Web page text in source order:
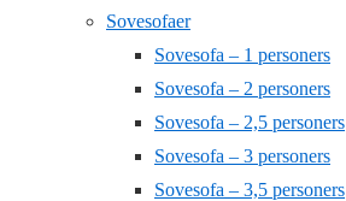
Sovesofaer
Sovesofa – 1 personers
Sovesofa – 2 personers
Sovesofa – 2,5 personers
Sovesofa – 3 personers
Sovesofa – 3,5 personers